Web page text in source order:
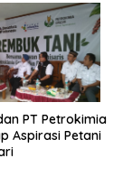
PT Petrokimia
Aspirasi Petani